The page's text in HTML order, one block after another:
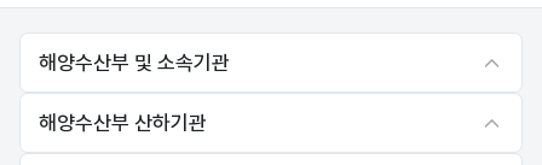
해양수산부 및 소속기관
해양수산부 산하기관